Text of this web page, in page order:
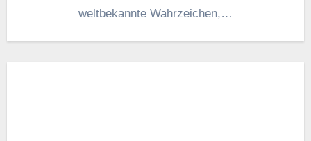
weltbekannte Wahrzeichen,…